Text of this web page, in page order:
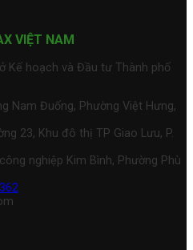
VIỆT NAM
Kế hoạch và Đầu tư Thành phố
Nam Đuống, Phường Việt Hưng,
23, Khu đô thị TP Giao Lưu, P.
nghiệp Kim Bình, Phường Phù